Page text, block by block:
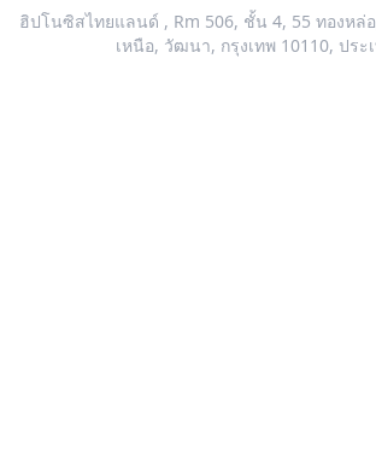
ฮิปโนซิสไทยแลนด์ , Rm 506, ชั้น 4, 55 ทองหล่
เหนือ, วัฒนา, กรุงเทพ 10110, ประ